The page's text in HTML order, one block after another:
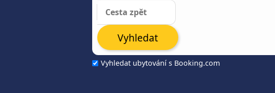
Vyhledat ubytování s Booking.com
Vyhledat